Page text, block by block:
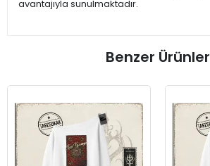
avantajıyla sunulmaktadır.
Benzer Ürünler